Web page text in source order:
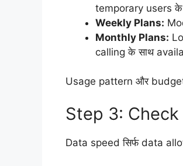
temporary users के
Weekly Plans:
Monthly Plans:
calling के साथ
Usage pattern और
Step 3:
Data speed सिर्फ data